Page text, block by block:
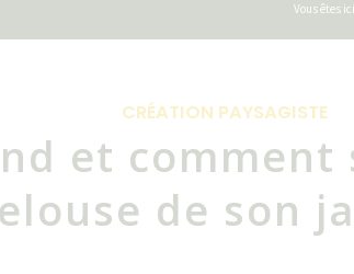
Vous êtes
CRÉATION PAYSAGISTE
et comment
de son